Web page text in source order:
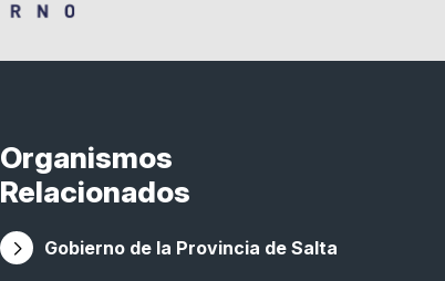
Organismos
Relacionados
Gobierno de la Provincia de Salta